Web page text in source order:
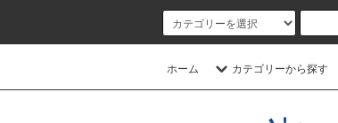
ホーム カテゴリーから探す